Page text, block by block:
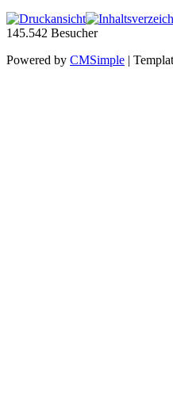
145.542 Besucher
Powered by CMSimple |